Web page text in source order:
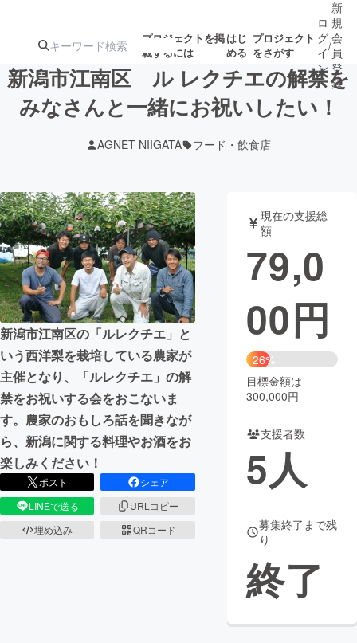
プロジェクトを掲
載するには
はじ
める
プロジェクト
をさがす
ターン
ジェクト
募集終了が近いプ
ロジェクト
アート・写真 音楽
テクノロジー・ガジェット ゲーム・
映像・映画 書籍・雑誌
ビジネス・起業 チャレンジ
まちづくり・地域活性化
CAMPFIRE for Social Good
CAMPFIRE Creation
CAMPFIREふるさと納税
コミュニティ
ロ
グ
イ
ン
/
新
規
会
員
登
録
新潟市江南区 ル レクチエの解禁を
みなさんと一緒にお祝いしたい！
AGNET NIIGATA フード・飲食店
新潟市江南区の「ルレクチエ」と
いう西洋梨を栽培している農家が
主催となり、「ルレクチエ」の解
禁をお祝いする会をおこないま
す。農家のおもしろ話を聞きなが
ら、新潟に関する料理やお酒をお
楽しみください！
ポスト
シェア
LINEで送る
URLコピー
埋め込み
QRコード
現在の支援総
額
79,0
00円
26%
目標金額は
300,000円
支援者数
5人
募集終了まで残
り
終了